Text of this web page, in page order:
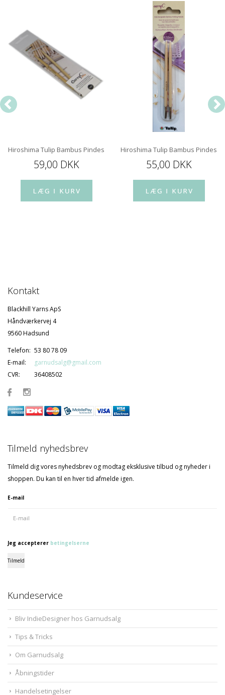
Hiroshima Tulip Bambus Pindespids 12 cm
59,00 DKK
Hiroshima Tulip Bambus
55,00 DKK
Kontakt
Blackhill Yarns ApS
Håndværkervej 4
9560 Hadsund
Telefon: 53 80 78 09
E-mail:
garnudsalg@gmail.com
CVR:
36408502
Tilmeld nyhedsbrev
Tilmeld dig vores nyhedsbrev og modtag eksklusive tilbud og nyheder i
shoppen. Du kan til en hver tid afmelde igen.
E-mail
Jeg accepterer betingelserne
Tilmeld
Kundeservice
Bliv IndieDesigner hos Garnudsalg
Tips & Tricks
Om Garnudsalg
Åbningstider
Handelsetingelser